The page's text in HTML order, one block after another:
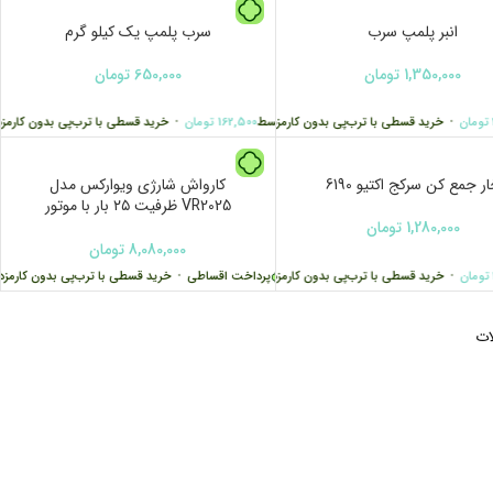
• خرید قسطی با ترب‌پی بدون کارمزد
انبر پلمپ سرب
1,350,000 تومان
هر قسط162,500تومان • خرید قسطی با ترب‌پی بدون کارمزد با ترب‌پی بدون کارمزد
سرب پلمپ یک کیلو گرم
650,000تومان
• خرید قسطی با ترب‌پی بدون کارمزد
جمع کن سرکج اکتیو 6190
1,280,000 تومان
پرداخت اقساطی • خرید قسطی با ترب‌پی بدون کارمزد قسطی با ترب‌پی بدون کارمزد
کارواش شارژی ویوارکس مدل
VR2025 ظرفیت ۲۵ بار با موتور
8,080,000 تومان